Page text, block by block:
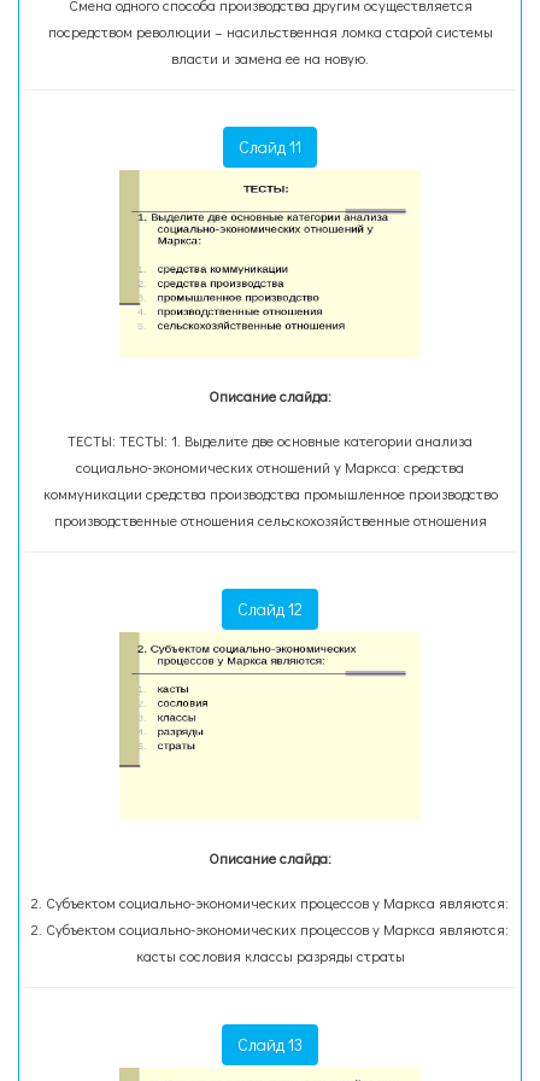
Смена одного способа производства другим осуществляется
посредством революции – насильственная ломка старой системы
власти и замена ее на новую.
Слайд 11
Описание слайда:
ТЕСТЫ: ТЕСТЫ: 1. Выделите две основные категории анализа
социально-экономических отношений у Маркса: средства
коммуникации средства производства промышленное производство
производственные отношения сельскохозяйственные отношения
Слайд 12
Описание слайда:
2. Субъектом социально-экономических процессов у Маркса являются:
2. Субъектом социально-экономических процессов у Маркса являются:
касты сословия классы разряды страты
Слайд 13